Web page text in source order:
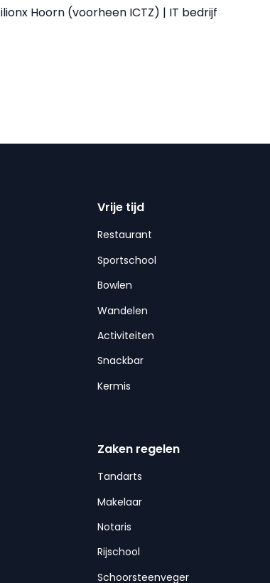
ilionx Hoorn (voorheen ICTZ) | IT bedrijf
Vrije tijd
Restaurant
Sportschool
Bowlen
Wandelen
Activiteiten
Snackbar
Kermis
Zaken regelen
Tandarts
Makelaar
Notaris
Rijschool
Schoorsteenveger